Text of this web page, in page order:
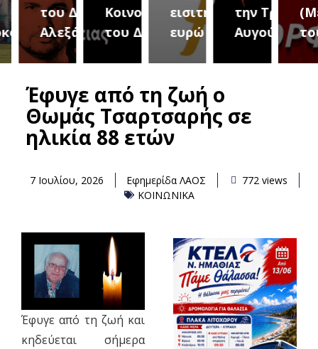
του Δήμου
Αλεξάνδρειας
Κοινοτήτων
του Δήμου
εισιτήριο 2
ευρώ
την Τρίτη 18
Αυγούστουτου
Έφυγε από τη ζωή ο
Θωμάς Τσαρτσαρής σε
ηλικία 88 ετών
7 Ιουλίου, 2026 Εφημερίδα ΛΑΟΣ
772 views
ΚΟΙΝΩΝΙΚΑ
Έφυγε από τη ζωή και
κηδεύεται σήμερα